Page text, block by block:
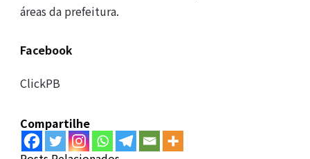
áreas da prefeitura.
Facebook
ClickPB
Compartilhe